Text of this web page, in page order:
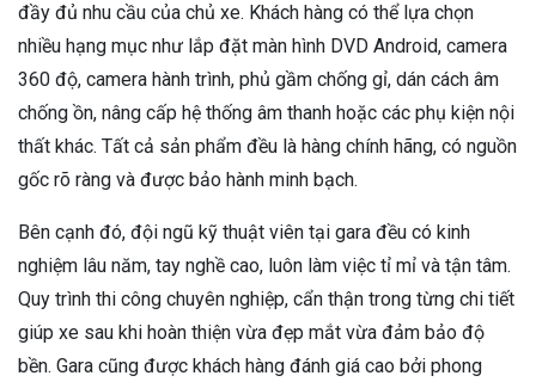
đầy đủ nhu cầu của chủ xe. Khách hàng có thể lựa chọn
nhiều hạng mục như lắp đặt màn hình DVD Android, camera
360 độ, camera hành trình, phủ gầm chống gỉ, dán cách âm
chống ồn, nâng cấp hệ thống âm thanh hoặc các phụ kiện nội
thất khác. Tất cả sản phẩm đều là hàng chính hãng, có nguồn
gốc rõ ràng và được bảo hành minh bạch.
Bên cạnh đó, đội ngũ kỹ thuật viên tại gara đều có kinh
nghiệm lâu năm, tay nghề cao, luôn làm việc tỉ mỉ và tận tâm.
Quy trình thi công chuyên nghiệp, cẩn thận trong từng chi tiết
giúp xe sau khi hoàn thiện vừa đẹp mắt vừa đảm bảo độ
bền. Gara cũng được khách hàng đánh giá cao bởi phong